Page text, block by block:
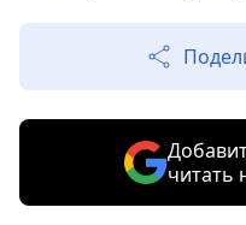
читать